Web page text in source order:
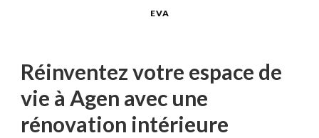
EVA
Réinventez votre espace de
vie à Agen avec une
rénovation intérieure